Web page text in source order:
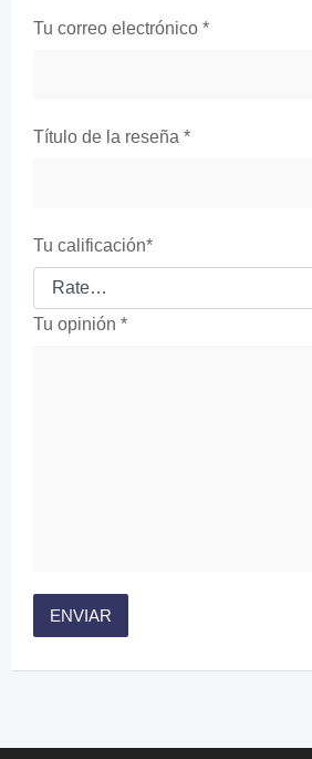
Tu correo electrónico *
Título de la reseña *
Tu calificación*
Tu opinión *